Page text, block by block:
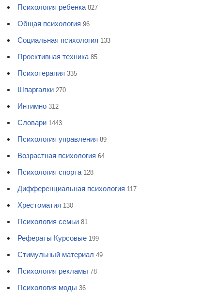
Психология ребенка 827
Общая психология 96
Социальная психология 133
Проективная техника 85
Психотерапия 335
Шпаргалки 270
Интимно 312
Словари 1443
Психология управления 89
Возрастная психология 64
Психология спорта 128
Дифференциальная психология 117
Хрестоматия 130
Психология семьи 81
Рефераты Курсовые 199
Стимульный материал 49
Психология рекламы 78
Психология моды 36